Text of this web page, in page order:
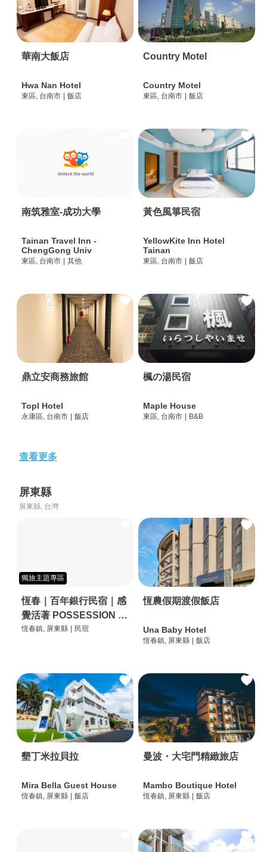
華南大飯店
Hwa Nan Hotel
東區, 台南市 | 飯店
Country Motel
Country Motel
東區, 台南市 | 飯店
南筑雅室-成功大學
Tainan Travel Inn -
ChengGong Univ
東區, 台南市 | 其他
黃色風箏民宿
YellowKite Inn Hotel
Tainan
東區, 台南市 | 飯店
鼎立安商務旅館
Topl Hotel
永康區, 台南市 | 飯店
楓の湯民宿
Maple House
東區, 台南市 | B&B
查看更多
屏東縣
屏東縣, 台灣
獨旅主題專區
恆春｜百年銀行民宿｜感
覺活著 POSSESSION |
背包客棧 | 恆春必住特色
恆春鎮, 屏東縣 民宿
恆農假期渡假飯店
Una Baby Hotel
恆春鎮, 屏東縣 飯店
墾丁米拉貝拉
Mira Bella Guest House
恆春鎮, 屏東縣 飯店
曼波・大宅門精緻旅店
Mambo Boutique Hotel
恆春鎮, 屏東縣 飯店